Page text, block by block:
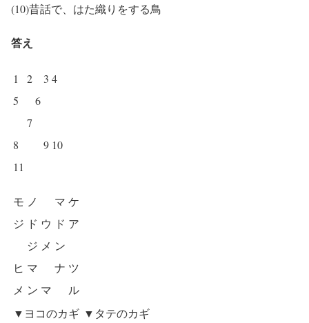
(10)昔話で、はた織りをする鳥
答え
1 2 3 4
5
6
7
8
9 10
11
モ ノ マ ケ
ジ ド ウ ド ア
ジ メ ン
ヒ マ ナ ツ
メ ン マ
ル
▼ヨコのカギ ▼タテのカギ